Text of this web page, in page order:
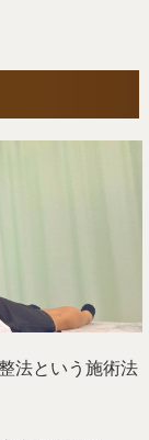
法という施術法